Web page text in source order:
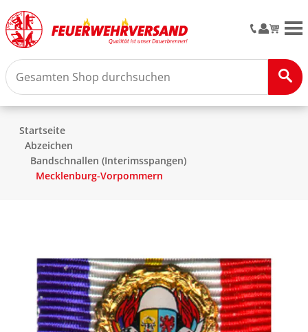
Startseite
Abzeichen
Bandschnallen (Interimsspangen)
Mecklenburg-Vorpommern